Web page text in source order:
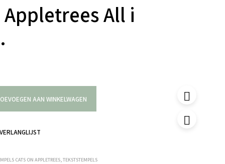
Appletrees All i
AAN WINKELWAGEN
CATS ON APPLETREES,TEKSTSTEMPELS